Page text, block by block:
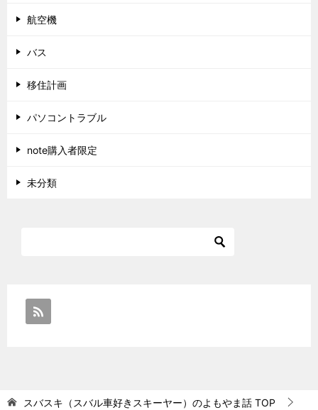
航空機
バス
移住計画
パソコントラブル
note購入者限定
未分類
スバスキ（スバル車好きスキーヤー）のよもやま話 TOP